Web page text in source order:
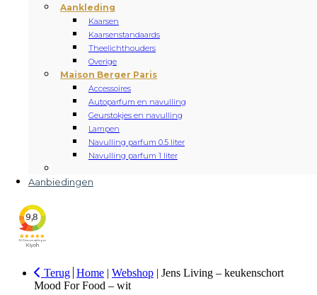
Aankleding
Kaarsen
Kaarsenstandaards
Theelichthouders
Overige
Maison Berger Paris
Accessoires
Autoparfum en navulling
Geurstokjes en navulling
Lampen
Navulling parfum 0.5 liter
Navulling parfum 1 liter
Aanbiedingen
Terug Home | Webshop | Jens Living – keukenschort
Mood For Food – wit